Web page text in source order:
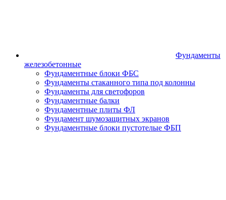
Фундаменты
железобетонные
Фундаментные блоки ФБС
Фундаменты стаканного типа под колонны
Фундаменты для светофоров
Фундаментные балки
Фундаментные плиты ФЛ
Фундамент шумозащитных экранов
Фундаментные блоки пустотелые ФБП